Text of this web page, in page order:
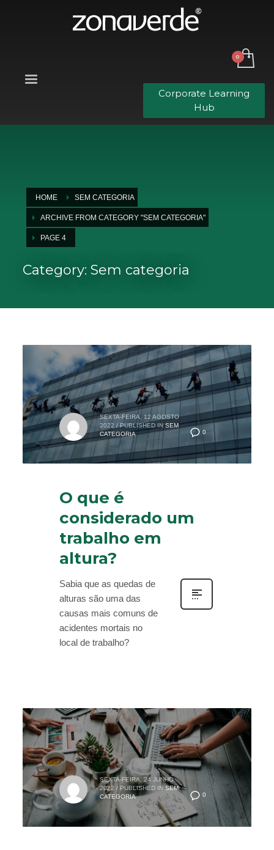
Corporate Learning
Hub
HOME SEM CATEGORIA
ARCHIVE FROM CATEGORY "SEM CATEGORIA"
PAGE 4
Category: Sem categoria
0
SEXTA-FEIRA, 12 AGOSTO
2022 / PUBLISHED IN SEM
CATEGORIA
O que é
considerado um
trabalho em
altura?
Sabia que as quedas de
alturas são uma das
causas mais comuns de
acidentes mortais no
local de trabalho?
0
SEXTA-FEIRA, 24 JUNHO
2022 / PUBLISHED IN SEM
CATEGORIA